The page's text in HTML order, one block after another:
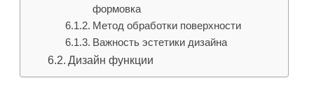
формовка
Метод обработки поверхности
Важность эстетики дизайна
Дизайн функции